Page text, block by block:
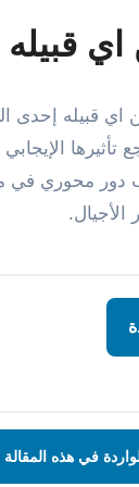
اي
اي قبيله إحدى
محوري في
الأجيال.
في هذه المقالة